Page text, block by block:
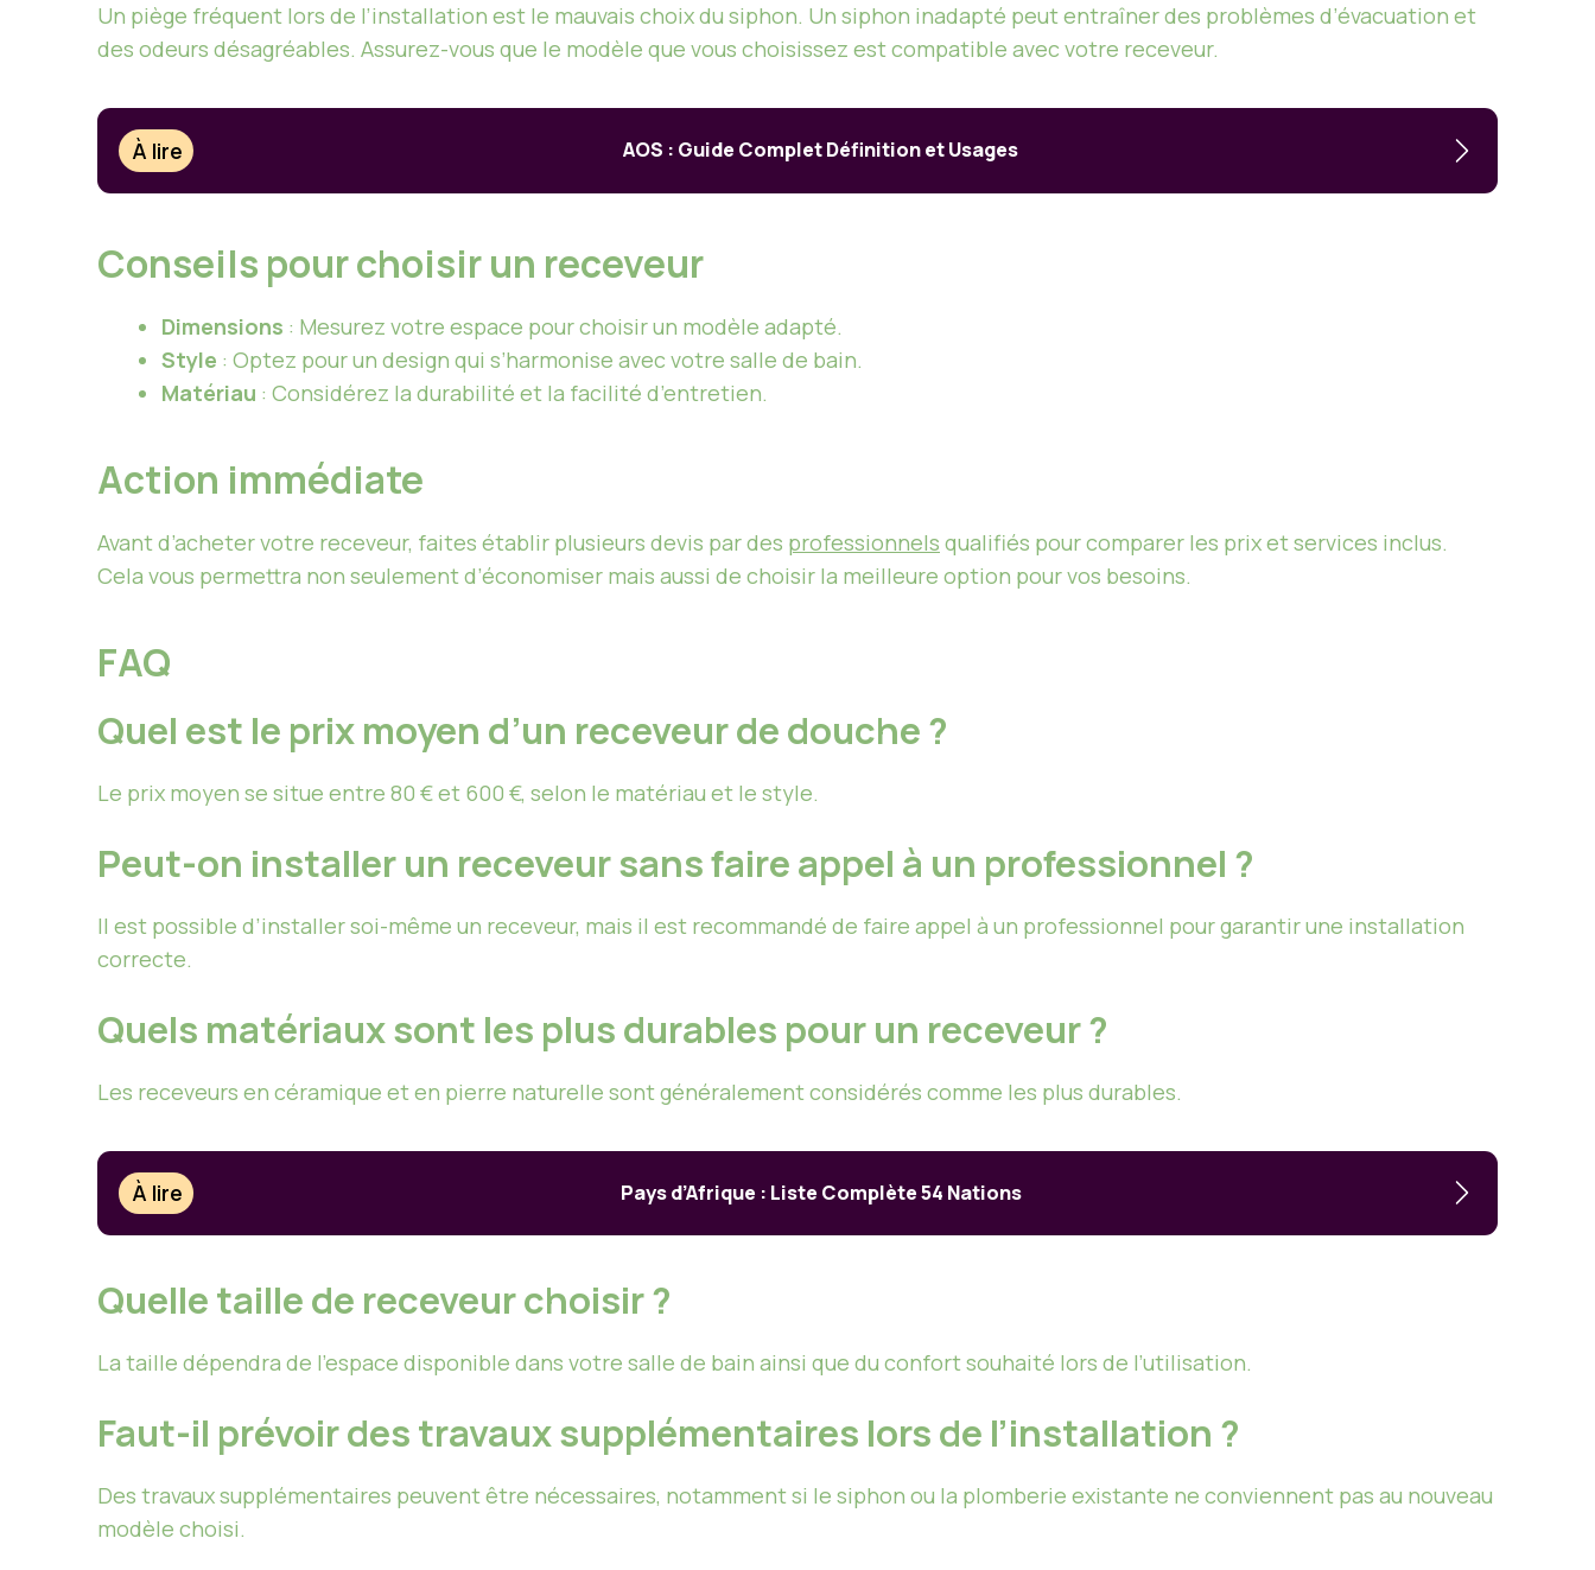
Un piège fréquent lors de l’installation est le mauvais choix du siphon. Un siphon inadapté peut entraîner des problèmes d’évacuation et
des odeurs désagréables. Assurez-vous que le modèle que vous choisissez est compatible avec votre receveur.
À lire AOS : Guide Complet Définition et Usages
Conseils pour choisir un receveur
Dimensions : Mesurez votre espace pour choisir un modèle adapté.
Style : Optez pour un design qui s’harmonise avec votre salle de bain.
Matériau : Considérez la durabilité et la facilité d’entretien.
Action immédiate
Avant d’acheter votre receveur, faites établir plusieurs devis par des professionnels qualifiés pour comparer les prix et services inclus.
Cela vous permettra non seulement d’économiser mais aussi de choisir la meilleure option pour vos besoins.
FAQ
Quel est le prix moyen d’un receveur de douche ?
Le prix moyen se situe entre 80 € et 600 €, selon le matériau et le style.
Peut-on installer un receveur sans faire appel à un professionnel ?
Il est possible d’installer soi-même un receveur, mais il est recommandé de faire appel à un professionnel pour garantir une installation
correcte.
Quels matériaux sont les plus durables pour un receveur ?
Les receveurs en céramique et en pierre naturelle sont généralement considérés comme les plus durables.
À lire Pays d’Afrique : Liste Complète 54 Nations
Quelle taille de receveur choisir ?
La taille dépendra de l’espace disponible dans votre salle de bain ainsi que du confort souhaité lors de l’utilisation.
Faut-il prévoir des travaux supplémentaires lors de l’installation ?
Des travaux supplémentaires peuvent être nécessaires, notamment si le siphon ou la plomberie existante ne conviennent pas au nouveau
modèle choisi.